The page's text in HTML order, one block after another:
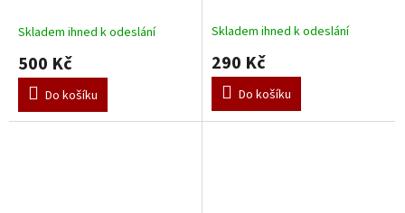
Skladem ihned k odeslání
500 Kč
Do košíku
Skladem ihned k odeslání
290 Kč
Do košíku